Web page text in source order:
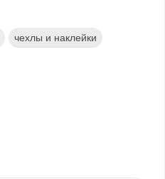
чехлы и наклейки